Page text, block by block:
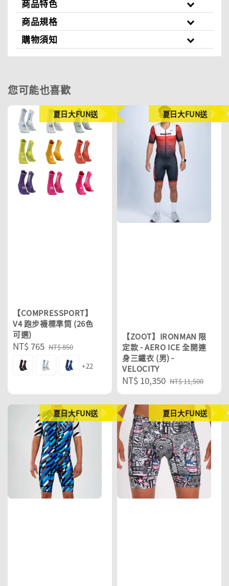
商品特色
商品規格
購物須知
您可能也喜歡
夏日大FUN送
【COMPRESSPORT】
V4 跑步襪標準筒 (26色
可選)
Sale
price
NT$ 765 Regular
price
NT$ 850
+22
夏日大FUN送
【ZOOT】IRONMAN 限
定款 - AERO ICE 全開連
身三鐵衣 (男) -
VELOCITY
Sale
price
NT$ 10,350 Regular
price
NT$ 11,500
夏日大FUN送 夏日大FUN送